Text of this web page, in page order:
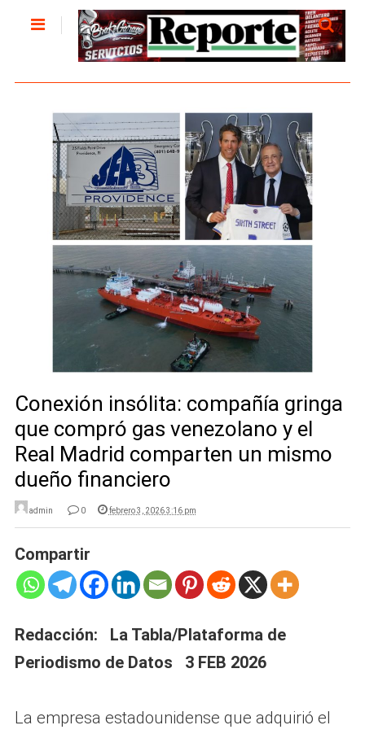
Conexión insólita: compañía gringa
que compró gas venezolano y el
Real Madrid comparten un mismo
dueño financiero
admin 0 febrero 3, 2026 3:16 pm
Compartir
Redacción: La Tabla/Plataforma de
Periodismo de Datos 3 FEB 2026
La empresa estadounidense que adquirió el